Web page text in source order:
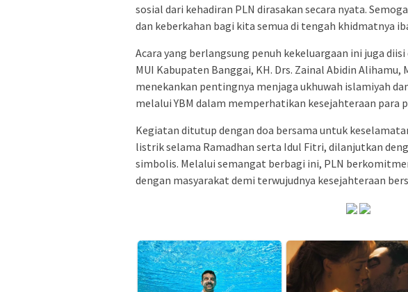
sosial dari kehadiran PLN dirasakan secara nyata.
dan keberkahan bagi kita semua di tengah khidmatnya
Acara yang berlangsung penuh kekeluargaan ini juga
MUI Kabupaten Banggai, KH. Drs. Zainal Abidin Alihamu,
menekankan pentingnya menjaga ukhuwah islamiyah
melalui YBM dalam memperhatikan kesejahteraan para
Kegiatan ditutup dengan doa bersama untuk
listrik selama Ramadhan serta Idul Fitri, dilanjutkan
simbolis. Melalui semangat berbagi ini, PLN
dengan masyarakat demi terwujudnya kesejahteraan